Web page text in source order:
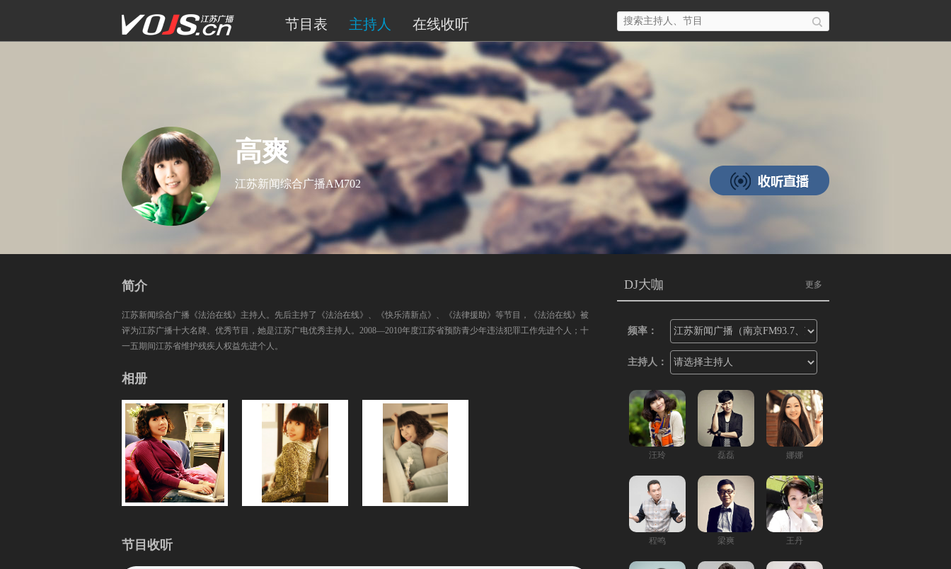
节目表 主持人 在线收听
高爽
江苏新闻综合广播AM702
简介
江苏新闻综合广播《法治在线》主持人。先后主持了《法治在线》、《快乐清新点》、《法律援助》等节目，《法治在线》被
评为江苏广播十大名牌、优秀节目，她是江苏广电优秀主持人。2008—2010年度江苏省预防青少年违法犯罪工作先进个人；十
一五期间江苏省维护残疾人权益先进个人。
相册
节目收听
更多
DJ大咖
频率：
主持人：
汪玲 磊磊 娜娜
程鸣 梁爽 王丹